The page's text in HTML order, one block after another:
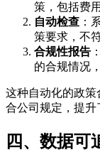
策，包括费
自动检查 ：
策要求，不
合规性报告
的合规情况
这种自动化的政
合公司规定，提升
四、数据可